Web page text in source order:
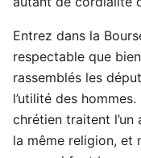
Entrez dans la
respectable que
rassemblés les
l’utilité des
chrétien traitent l’un
la même religion, et